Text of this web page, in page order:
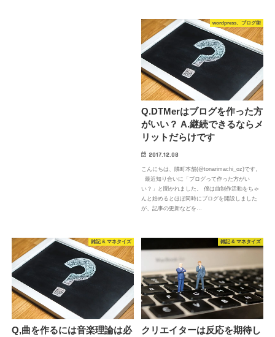
wordpress、ブログ術
Q.DTMerはブログを作った方
がいい？ A.継続できるならメ
リットだらけです
2017.12.08
こんにちは、隣町本舗(@tonarimachi_oz)です。
最近知り合いに「ブログって作った方がい
い？」と聞かれました。 僕は曲制作活動をちゃ
んと始めるとほぼ同時にブログを開設しました
が、記事の更新などを…
雑記 & マネタイズ
Q,曲を作るには音楽理論は必
雑記 & マネタイズ
クリエイターは反応を期待し